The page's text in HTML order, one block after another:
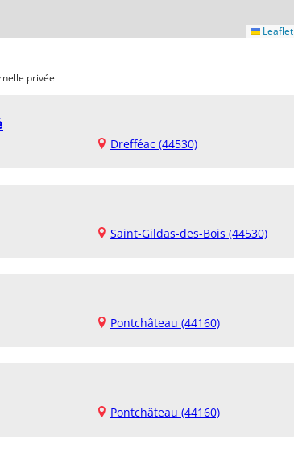
Leaflet
privée
Drefféac (44530)
Saint-Gildas-des-Bois (44530)
Pontchâteau (44160)
Pontchâteau (44160)